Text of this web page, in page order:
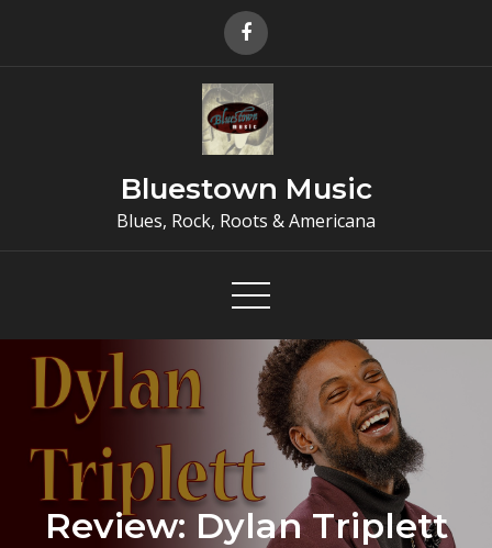
Bluestown Music
Blues, Rock, Roots & Americana
Review: Dylan Triplett